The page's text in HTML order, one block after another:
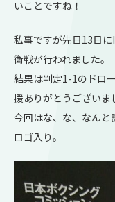
いことですね！
私事ですが先日13日
衛戦が行われました。
結果は判定1-1のドロ
援ありがとうございま
今回はな、な、なん
ロゴ入り。